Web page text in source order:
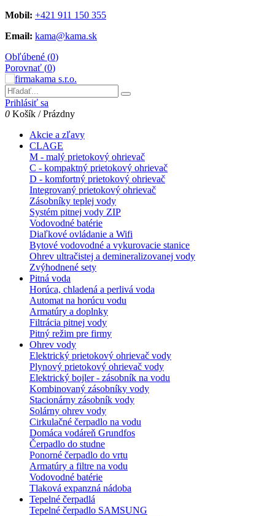
Mobil: +421 911 150 355
Email: kama@kama.sk
Obľúbené (0)
Porovnať (0)
Prihlásiť sa
0 Košík /Prázdny
Akcie a zľavy
CLAGE
M - malý prietokový ohrievač
C - kompaktný prietokový ohrievač
D - komfortný prietokový ohrievač
Integrovaný prietokový ohrievač
Zásobníky teplej vody
Systém pitnej vody ZIP
Vodovodné batérie
Diaľkové ovládanie a Wifi
Bytové vodovodné a vykurovacie stanice
Ohrev ultračistej a demineralizovanej vody
Zvýhodnené sety
Pitná voda
Horúca, chladená a perlivá voda
Automat na horúcu vodu
Armatúry a doplnky
Filtrácia pitnej vody
Pitný režim pre firmy
Ohrev vody
Elektrický prietokový ohrievač vody
Plynový prietokový ohrievač vody
Elektrický bojler - zásobník na vodu
Kombinovaný zásobníky vody
Stacionárny zásobník vody
Solárny ohrev vody
Cirkulačné čerpadlo na vodu
Domáca vodáreň Grundfos
Čerpadlo do studne
Ponorné čerpadlo do vrtu
Armatúry a filtre na vodu
Vodovodné batérie
Tlaková expanzná nádoba
Tepelné čerpadlá
Tepelné čerpadlo SAMSUNG